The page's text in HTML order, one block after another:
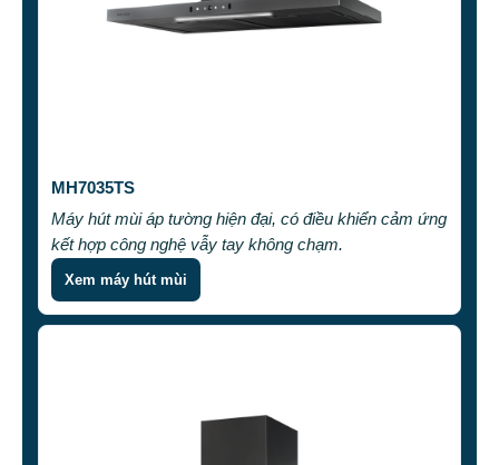
MH7035TS
Máy hút mùi áp tường hiện đại, có điều khiển cảm ứng
kết hợp công nghệ vẫy tay không chạm.
Xem máy hút mùi